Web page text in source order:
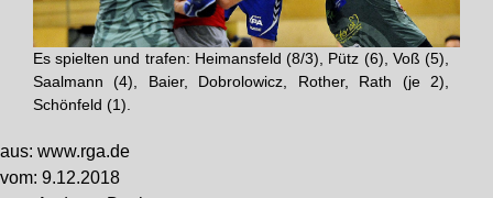
Es spielten und trafen: Heimansfeld (8/3), Pütz (6), Voß (5),
Saalmann (4), Baier, Dobrolowicz, Rother, Rath (je 2),
Schönfeld (1).
aus: www.rga.de
vom: 9.12.2018